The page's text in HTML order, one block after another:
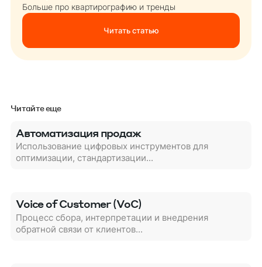
Больше про квартирографию и тренды
Читать статью
Читайте еще
Автоматизация продаж
Использование цифровых инструментов для
оптимизации, стандартизации...
Voice of Customer (VoC)
Процесс сбора, интерпретации и внедрения
обратной связи от клиентов...